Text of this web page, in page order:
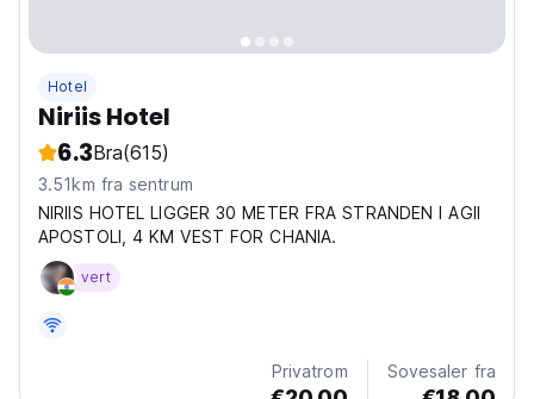
Hotel
Niriis Hotel
6.3Bra(615)
3.51km fra sentrum
NIRIIS HOTEL LIGGER 30 METER FRA STRANDEN I AGII
APOSTOLI, 4 KM VEST FOR CHANIA.
vert
Privatrom Sovesaler fra